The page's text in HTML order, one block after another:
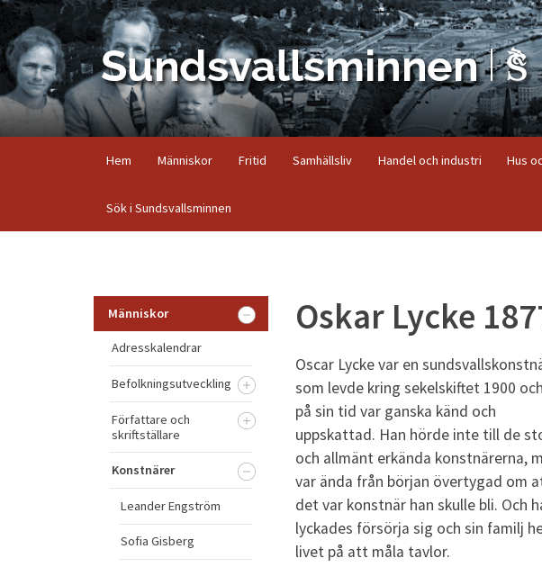
Hem Människor Fritid Samhällsliv Handel och industri Hus
Sök i Sundsvallsminnen
Människor
Adresskalendrar
Befolkningsutveckling
Författare och
skriftställare
Konstnärer
Leander Engström
Sofia Gisberg
Oskar Lycke
Oscar Lycke var en
som levde kring sekelskiftet 1900 och
på sin tid var ganska känd och
uppskattad. Han hörde inte till de
och allmänt erkända konstnärerna,
var ända från början övertygad om
det var konstnär han skulle bli. Och
lyckades försörja sig och sin familj
livet på att måla tavlor.